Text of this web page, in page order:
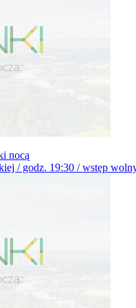
nocą
/ godz. 19:30 / wstęp